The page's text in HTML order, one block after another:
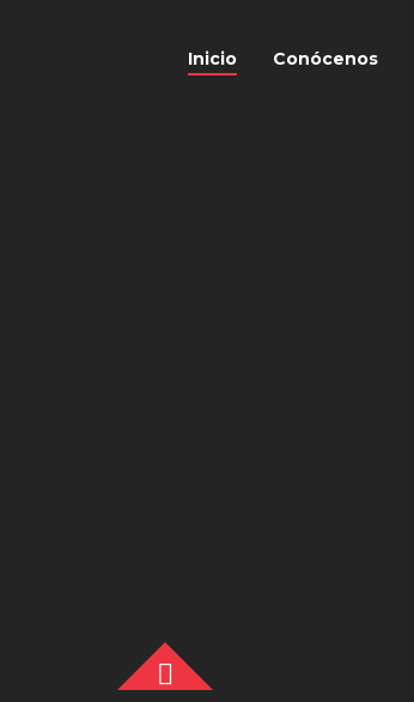
Inicio Conócenos